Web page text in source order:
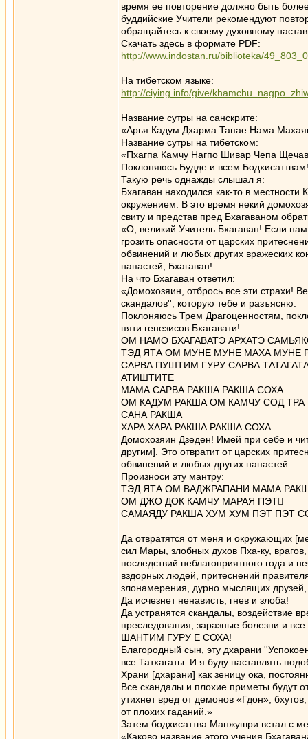
время ее повторение должно быть
буддийские Учители рекомендуют
обращайтесь к своему духовному
Скачать здесь в формате PDF:
http://www.indostan.ru/biblioteka/
На тибетском языке:
http://ciying.info/give/
Название сутры на санскрите:
«Арья Кадум Дхарма Тапае Нама
Название сутры на тибетском:
«Пхагпа Камчу Нагпо Шивар Чепа
Поклоняюсь Будде и всем Бодхисаттвам!
Такую речь однажды слышал я:
Бхагаван находился как-то в
окружением. В это время некий
свиту и представ пред Бхагаваном
«О, великий Учитель Бхагаван! Если
грозить опасности от царских
обвинений и любых других вражеских
напастей, Бхагаван!
На что Бхагаван ответил:
«Домохозяин, отбрось все эти страхи!
скандалов'', которую тебе и разъясню.
Поклоняюсь Трем Драгоценностям,
пяти генезисов Бхагавати!
ОМ НАМО БХАГАВАТЭ АРХАТЭ
ТЭД ЯТА ОМ МУНЕ МУНЕ МАХА МУНЕ
САРВА ПУШТИМ ГУРУ САРВА
АТИШТИТЕ
МАМА САРВА РАКША РАКША СОХА
ОМ КАДУМ РАКША ОМ КАМЧУ СОД ТРА
САНА РАКША
ХАРА ХАРА РАКША РАКША СОХА
Домохозяин Дзеден! Имей при себе и
другим]. Это отвратит от царских
обвинений и любых других напастей.
Произноси эту мантру:
ТЭД ЯТА ОМ ВАДЖРАПАНИ МАМА
ОМ ДЖО ДОК КАМЧУ МАРАЯ ПЭТ
САМАЯДУ РАКША ХУМ ХУМ ПЭТ ПЭТ
Да отвратятся от меня и окружающих
сил Мары, злобных духов Пха-ку,
последствий неблагоприятного года и
вздорных людей, притеснений
злонамерения, дурно мыслящих друзей,
Да исчезнет ненависть, гнев и злоба!
Да устранятся скандалы, воздействие
преследования, заразные болезни и все
ШАНТИМ ГУРУ Е СОХА!
Благородный сын, эту дхарани
все Татхагаты. И я буду наставлять
Храни [дхарани] как зеницу ока,
Все скандалы и плохие приметы будут
утихнет вред от демонов «Гдон»,
от плохих гаданий.»
Затем бодхисаттва Манжушри встал с
«Каково название этого учения